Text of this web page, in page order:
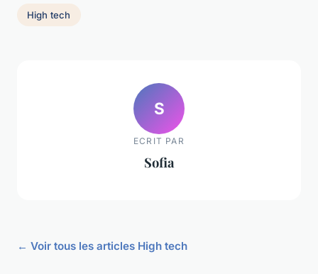
High tech
S
ECRIT PAR
Sofia
← Voir tous les articles High tech